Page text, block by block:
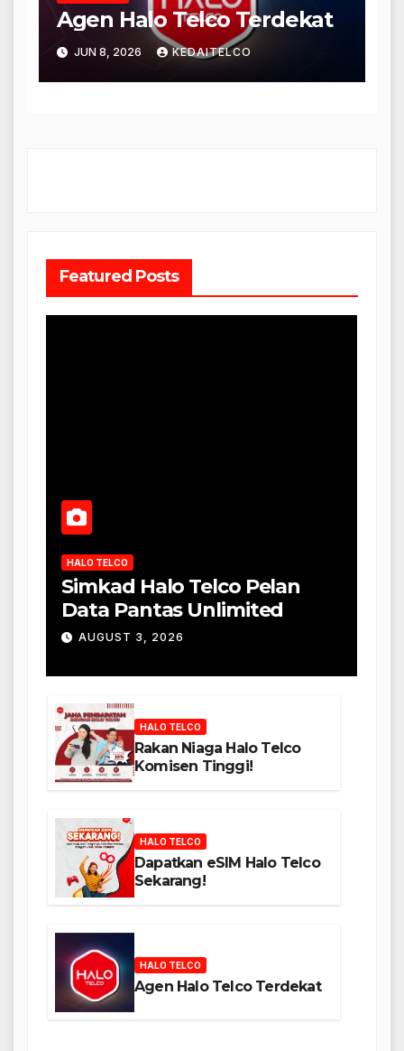
Agen Halo Telco Terdekat
JUN 8, 2026 KEDAITELCO
Featured Posts
HALO TELCO
Simkad Halo Telco Pelan
Data Pantas Unlimited
AUGUST 3, 2026
HALO TELCO
Rakan Niaga Halo Telco
Komisen Tinggi!
HALO TELCO
Dapatkan eSIM Halo Telco
Sekarang!
HALO TELCO
Agen Halo Telco Terdekat